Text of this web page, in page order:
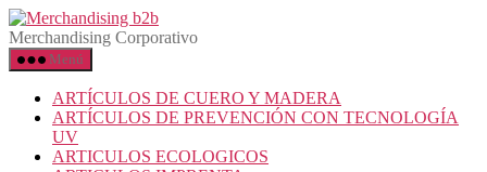
Merchandising Corporativo
Menú
ARTÍCULOS DE CUERO Y MADERA
ARTÍCULOS DE PREVENCIÓN CON TECNOLOGÍA
UV
ARTICULOS ECOLOGICOS